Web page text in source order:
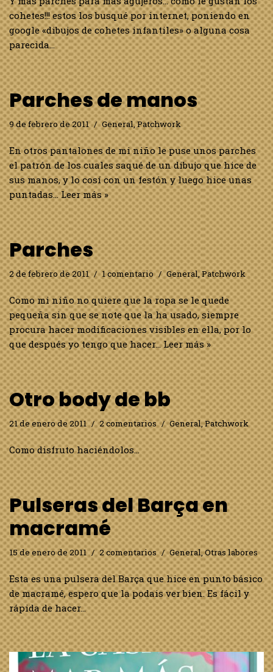
cohetes!!! estos los busqué por internet, poniendo en
google «dibujos de cohetes infantiles» o alguna cosa
parecida…
Parches de manos
9 de febrero de 2011 General,Patchwork
En otros pantalones de mi niño le puse unos parches
el patrón de los cuales saqué de un dibujo que hice de
sus manos, y lo cosí con un festón y luego hice unas
puntadas…Leer más »
Parches
2 de febrero de 2011 1 comentario General,Patchwork
Como mi niño no quiere que la ropa se le quede
pequeña sin que se note que la ha usado, siempre
procura hacer modificaciones visibles en ella, por lo
que después yo tengo que hacer…Leer más »
Otro body de bb
21 de enero de 2011 2 comentarios General,Patchwork
Como disfruto haciéndolos…
Pulseras del Barça en
macramé
15 de enero de 2011 2 comentarios General,Otras labores
Esta es una pulsera del Barça que hice en punto básico
de macramé, espero que la podais ver bien. Es fácil y
rápida de hacer…